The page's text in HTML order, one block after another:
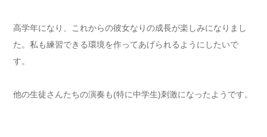
高学年になり、これからの彼女なりの成長が楽しみになりまし
た。私も練習できる環境を作ってあげられるようにしたいで
す。
他の生徒さんたちの演奏も(特に中学生)刺激になったようです。